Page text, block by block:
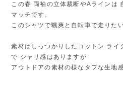
この春 両袖の立体裁断やAラインは
マッチです。
このシャツで颯爽と自転車で走りた
素材はしっつかりしたコットン ラ
で シャリ感はありますが
アウトドアの素材の様なタフな生地